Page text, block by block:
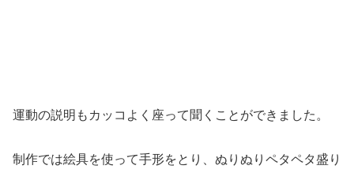
運動の説明もカッコよく座って聞くことができました。
制作では絵具を使って手形をとり、ぬりぬりペタペタ盛り